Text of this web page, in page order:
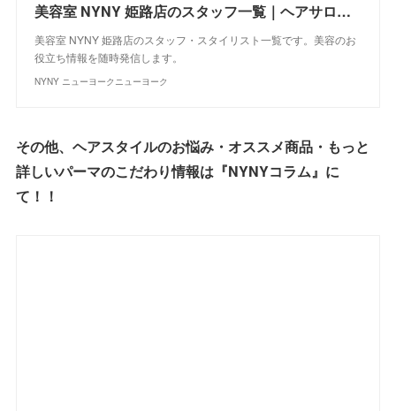
美容室 NYNY 姫路店のスタッフ一覧｜ヘアサロン・美容院｜ニューヨークニューヨーク
美容室 NYNY 姫路店のスタッフ・スタイリスト一覧です。美容のお
役立ち情報を随時発信します。
NYNY ニューヨークニューヨーク
その他、ヘアスタイルのお悩み・オススメ商品・もっと
詳しいパーマのこだわり情報は『NYNYコラム』に
て！！